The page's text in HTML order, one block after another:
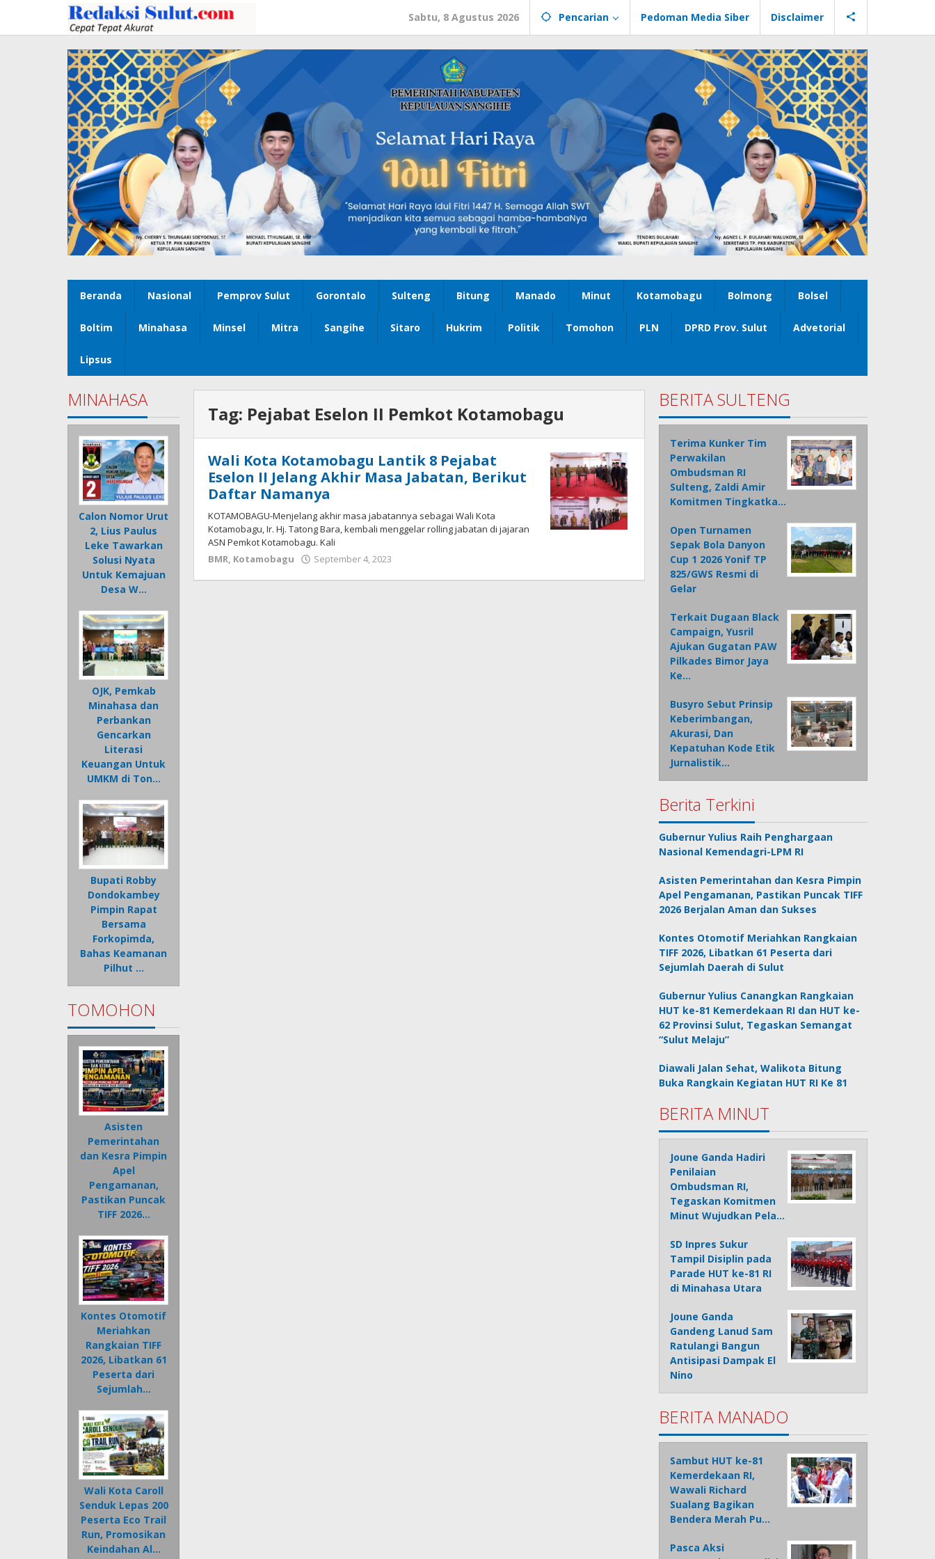
konten
Sabtu, 8 Agustus 2026 Pencarian Pedoman Media Siber Disclaimer
Beranda Nasional Pemprov Sulut Gorontalo Sulteng Bitung Manado Minut Kotamobagu Bolmong Bolsel
Boltim Minahasa Minsel Mitra Sangihe Sitaro Hukrim Politik Tomohon PLN DPRD Prov. Sulut Advetorial
Lipsus
MINAHASA
Calon Nomor Urut
2, Lius Paulus
Leke Tawarkan
Solusi Nyata
Untuk Kemajuan
Desa W…
OJK, Pemkab
Minahasa dan
Perbankan
Gencarkan
Literasi
Keuangan Untuk
UMKM di Ton…
Bupati Robby
Dondokambey
Pimpin Rapat
Bersama
Forkopimda,
Bahas Keamanan
Pilhut …
TOMOHON
Asisten
Pemerintahan
dan Kesra Pimpin
Apel
Pengamanan,
Pastikan Puncak
TIFF 2026…
Kontes Otomotif
Meriahkan
Rangkaian TIFF
2026, Libatkan 61
Peserta dari
Sejumlah…
Wali Kota Caroll
Senduk Lepas 200
Peserta Eco Trail
Run, Promosikan
Keindahan Al…
Tag: Pejabat Eselon II Pemkot Kotamobagu
Wali Kota Kotamobagu Lantik 8 Pejabat
Eselon II Jelang Akhir Masa Jabatan, Berikut
Daftar Namanya
KOTAMOBAGU-Menjelang akhir masa jabatannya sebagai Wali Kota
Kotamobagu, Ir. Hj. Tatong Bara, kembali menggelar rolling jabatan di jajaran
ASN Pemkot Kotamobagu. Kali
BMR, Kotamobagu September 4, 2023
BERITA SULTENG
Terima Kunker Tim
Perwakilan
Ombudsman RI
Sulteng, Zaldi Amir
Komitmen Tingkatka…
Open Turnamen
Sepak Bola Danyon
Cup 1 2026 Yonif TP
825/GWS Resmi di
Gelar
Terkait Dugaan Black
Campaign, Yusril
Ajukan Gugatan PAW
Pilkades Bimor Jaya
Ke…
Busyro Sebut Prinsip
Keberimbangan,
Akurasi, Dan
Kepatuhan Kode Etik
Jurnalistik…
Berita Terkini
Gubernur Yulius Raih Penghargaan
Nasional Kemendagri-LPM RI
Asisten Pemerintahan dan Kesra Pimpin
Apel Pengamanan, Pastikan Puncak TIFF
2026 Berjalan Aman dan Sukses
Kontes Otomotif Meriahkan Rangkaian
TIFF 2026, Libatkan 61 Peserta dari
Sejumlah Daerah di Sulut
Gubernur Yulius Canangkan Rangkaian
HUT ke-81 Kemerdekaan RI dan HUT ke-
62 Provinsi Sulut, Tegaskan Semangat
“Sulut Melaju”
Diawali Jalan Sehat, Walikota Bitung
Buka Rangkain Kegiatan HUT RI Ke 81
BERITA MINUT
Joune Ganda Hadiri
Penilaian
Ombudsman RI,
Tegaskan Komitmen
Minut Wujudkan Pela…
SD Inpres Sukur
Tampil Disiplin pada
Parade HUT ke-81 RI
di Minahasa Utara
Joune Ganda
Gandeng Lanud Sam
Ratulangi Bangun
Antisipasi Dampak El
Nino
BERITA MANADO
Sambut HUT ke-81
Kemerdekaan RI,
Wawali Richard
Sualang Bagikan
Bendera Merah Pu…
Pasca Aksi